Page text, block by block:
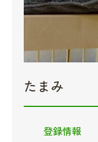
たまみ
登録情報